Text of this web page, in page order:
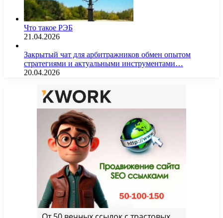
Что такое РЭБ
21.04.2026
Закрытый чат для арбитражников обмен опытом
стратегиями и актуальными инструментами…
20.04.2026